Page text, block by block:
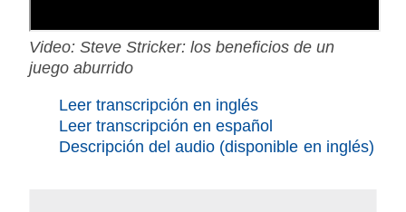
Video: Steve Stricker: los beneficios de un
juego aburrido
Leer transcripción en inglés
Leer transcripción en español
Descripción del audio (disponible en inglés)